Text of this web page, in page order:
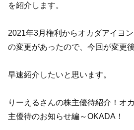
を紹介します。
2021年3月権利からオカダアイヨ
の変更があったので、今回が変更
早速紹介したいと思います。
りーえるさんの株主優待紹介！オ
主優待のお知らせ編～OKADA！